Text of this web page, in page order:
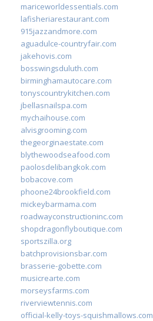
mariceworldessentials.com
lafisheriarestaurant.com
915jazzandmore.com
aguadulce-countryfair.com
jakehovis.com
bosswingsduluth.com
birminghamautocare.com
tonyscountrykitchen.com
jbellasnailspa.com
mychaihouse.com
alvisgrooming.com
thegeorginaestate.com
blythewoodseafood.com
paolosdelibangkok.com
bobacove.com
phoone24brookfield.com
mickeybarmama.com
roadwayconstructioninc.com
shopdragonflyboutique.com
sportszilla.org
batchprovisionsbar.com
brasserie-gobette.com
musicrearte.com
morseysfarms.com
riverviewtennis.com
official-kelly-toys-squishmallows.com